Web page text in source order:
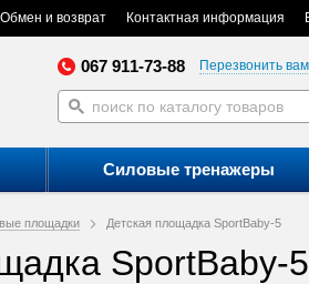
Обмен и возврат Контактная информация
067 911-73-88 Перезвонить
Силовые тренажеры
площадки Детская площадка SportBaby-5
SportBaby-5